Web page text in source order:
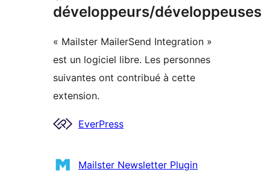
développeurs/développeuses
« Mailster MailerSend Integration »
est un logiciel libre. Les personnes
suivantes ont contribué à cette
extension.
Contributeurs
EverPress
Mailster Newsletter Plugin